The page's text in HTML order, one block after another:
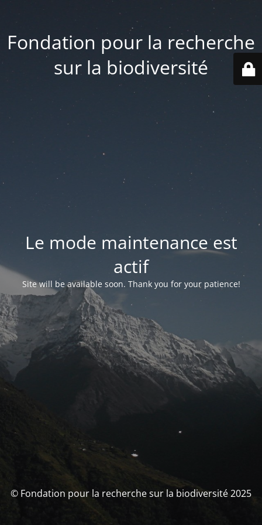
Fondation pour la recherche
sur la biodiversité
Le mode maintenance est
actif
Site will be available soon. Thank you for your patience!
© Fondation pour la recherche sur la biodiversité 2025